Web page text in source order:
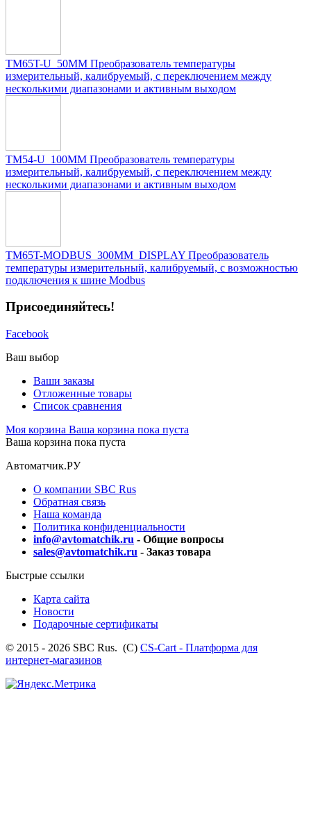
TM65T-U_50MM Преобразователь температуры
измерительный, калибруемый, с переключением между
несколькими диапазонами и активным выходом
TM54-U_100MM Преобразователь температуры
измерительный, калибруемый, с переключением между
несколькими диапазонами и активным выходом
TM65T-MODBUS_300MM_DISPLAY Преобразователь
температуры измерительный, калибруемый, c возможностью
подключения к шине Modbus
Присоединяйтесь!
Facebook
Ваш выбор
Ваши заказы
Отложенные товары
Список сравнения
Моя корзина Ваша корзина пока пуста
Ваша корзина пока пуста
Автоматчик.РУ
О компании SBC Rus
Обратная связь
Наша команда
Политика конфиденциальности
info@avtomatchik.ru - Общие вопросы
sales@avtomatchik.ru - Заказ товара
Быстрые ссылки
Карта сайта
Новости
Подарочные сертификаты
© 2015 - 2026 SBC Rus. (С) CS-Cart - Платформа для
интернет-магазинов